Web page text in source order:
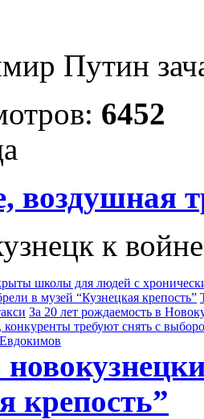
Путин
6452
воздушная
к
школы для людей с
в музей “Кузнецкая крепость”
За 20 лет рождаемость в
требуют снять с
крепость”